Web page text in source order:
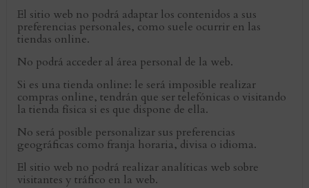
El sitio web no podrá adaptar los contenidos a sus
preferencias personales, como suele ocurrir en las
tiendas online.
No podrá acceder al área personal de la web.
Si es una tienda online: le será imposible realizar
compras online, tendrán que ser telefónicas o visitando
la tienda física si es que dispone de ella.
No será posible personalizar sus preferencias
geográficas como franja horaria, divisa o idioma.
El sitio web no podrá realizar analíticas web sobre
visitantes y tráfico en la web.